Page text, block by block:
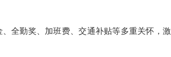
全勤奖、加班费、交通补贴等多重关怀，激